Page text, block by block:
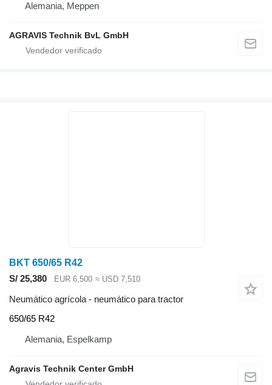
Alemania, Meppen
AGRAVIS Technik BvL GmbH
BKT 650/65 R42
S/ 25,380
EUR 6,500 ≈ USD 7,510
Neumático agrícola - neumático para tractor
650/65 R42
Alemania, Espelkamp
Agravis Technik Center GmbH